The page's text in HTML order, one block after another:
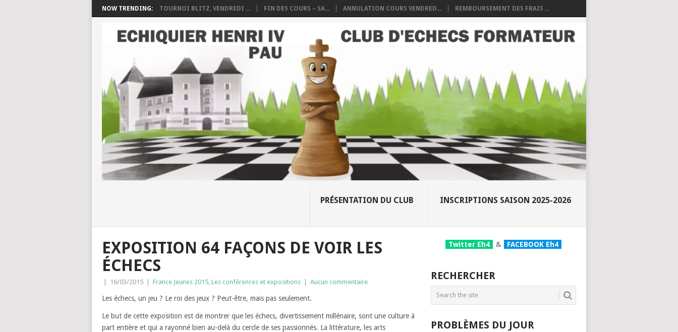
NOW TRENDING: TOURNOI BLITZ, VENDREDI ... FIN DES COURS – SA... ANNULATION COURS VENDRED... REMBOURSEMENT DES FRAIS ...
PRÉSENTATION DU CLUB INSCRIPTIONS SAISON 2025-2026
EXPOSITION 64 FAÇONS DE VOIR LES
ÉCHECS
| 16/03/2015 | France Jeunes 2015 Les conférences et expositions | Aucun commentaire
Les échecs, un jeu ? Le roi des jeux ? Peut-être, mais pas seulement.
Le but de cette exposition est de montrer que les échecs, divertissement millénaire, sont une culture à
part entière et qui a rayonné bien au-delà du cercle de ses passionnés. La littérature, les arts
Twitter Eh4 & FACEBOOK Eh4
RECHERCHER
PROBLÈMES DU JOUR